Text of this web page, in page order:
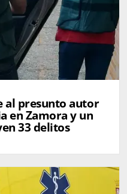
al presunto autor
en Zamora y un
33 delitos